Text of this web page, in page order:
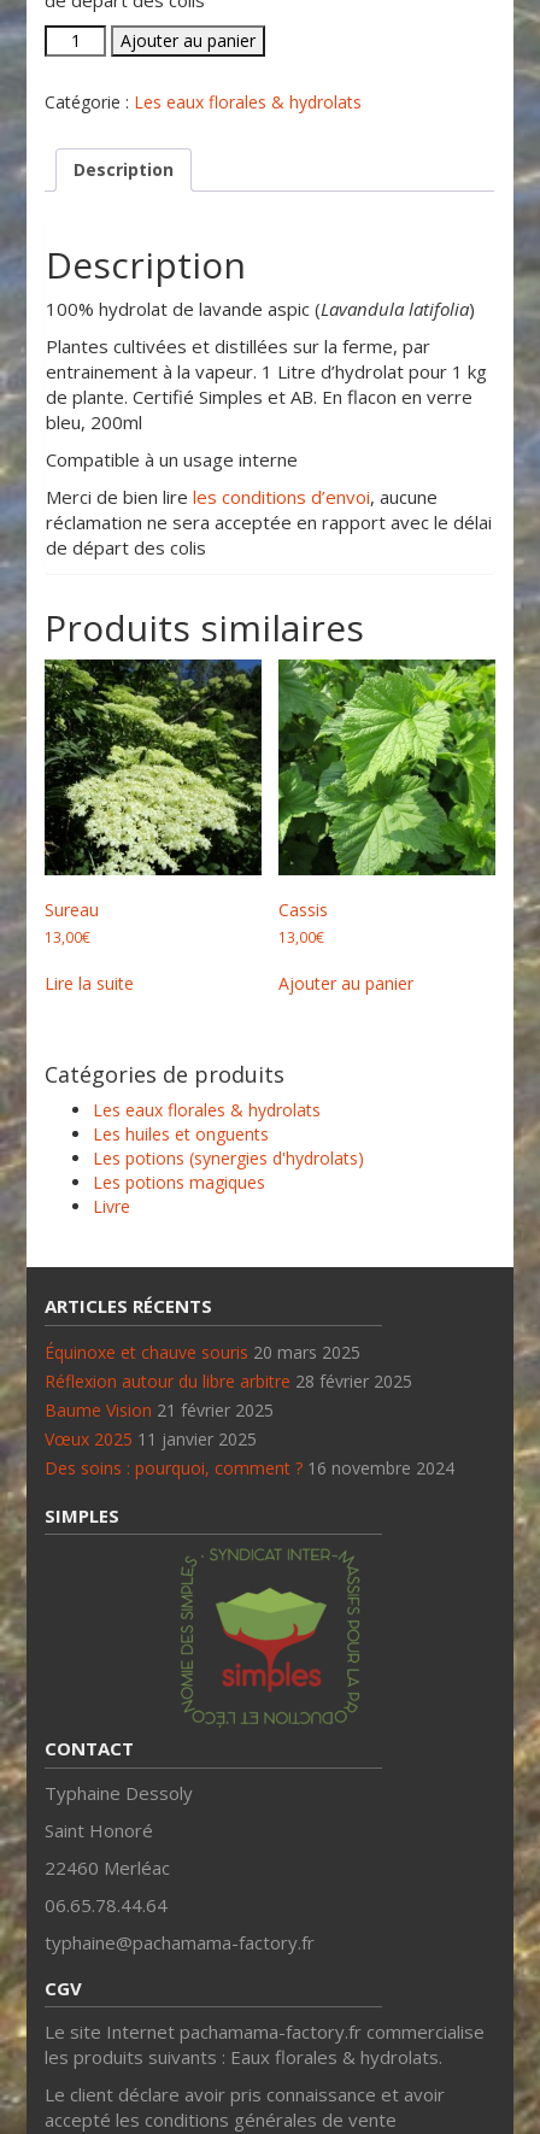
quantité
de
aspic
Ajouter au panier
Catégorie : Les eaux florales & hydrolats
Description
Description
100% hydrolat de lavande aspic (Lavandula latifolia)
Plantes cultivées et distillées sur la ferme, par
entrainement à la vapeur. 1 Litre d’hydrolat pour 1 kg
de plante. Certifié Simples et AB. En flacon en verre
bleu, 200ml
Compatible à un usage interne
Merci de bien lireles conditions d’envoi, aucune
réclamation ne sera acceptée en rapport avec le délai
de départ des colis
Produits similaires
Sureau
13,00€
Lire la suite
Cassis
13,00€
Ajouter au panier
Catégories de produits
Les eaux florales & hydrolats
Les huiles et onguents
Les potions (synergies d'hydrolats)
Les potions magiques
Livre
ARTICLES RÉCENTS
Équinoxe et chauve souris 20 mars 2025
Réflexion autour du libre arbitre 28 février 2025
Baume Vision 21 février 2025
Vœux 2025 11 janvier 2025
Des soins : pourquoi, comment ? 16 novembre 2024
SIMPLES
CONTACT
Typhaine Dessoly
Saint Honoré
22460 Merléac
06.65.78.44.64
typhaine@pachamama-factory.fr
CGV
Le site Internet pachamama-factory.fr commercialise
les produits suivants : Eaux florales & hydrolats.
Le client déclare avoir pris connaissance et avoir
accepté les conditions générales de vente